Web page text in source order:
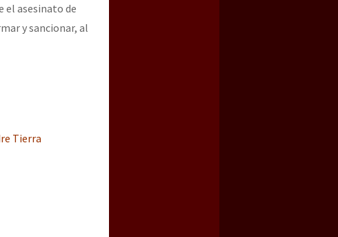
el asesinato de
y sancionar, al
Tierra